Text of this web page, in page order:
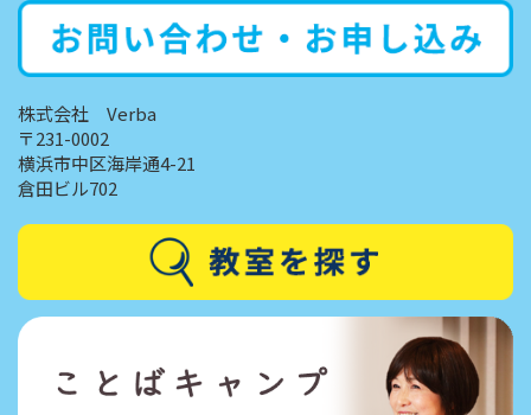
株式会社 Verba
〒231-0002
横浜市中区海岸通4-21
倉田ビル702